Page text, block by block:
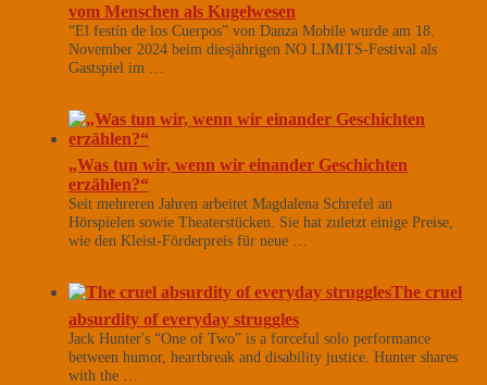
vom Menschen als Kugelwesen
“El festín de los Cuerpos” von Danza Mobile wurde am 18.
November 2024 beim diesjährigen NO LIMITS-Festival als
Gastspiel im …
„Was tun wir, wenn wir einander Geschichten
erzählen?“
Seit mehreren Jahren arbeitet Magdalena Schrefel an
Hörspielen sowie Theaterstücken. Sie hat zuletzt einige Preise,
wie den Kleist-Förderpreis für neue …
The cruel
absurdity of everyday struggles
Jack Hunter's “One of Two” is a forceful solo performance
between humor, heartbreak and disability justice. Hunter shares
with the …